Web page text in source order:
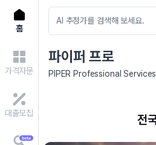
홈
가격자문
대출모집
파이퍼 프로
PIPER Professional Services